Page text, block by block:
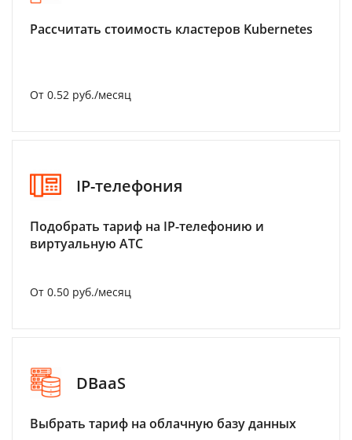
Рассчитать стоимость кластеров Kubernetes
От 0.52 руб./месяц
IP-телефония
Подобрать тариф на IP-телефонию и
виртуальную АТС
От 0.50 руб./месяц
DBaaS
Выбрать тариф на облачную базу данных